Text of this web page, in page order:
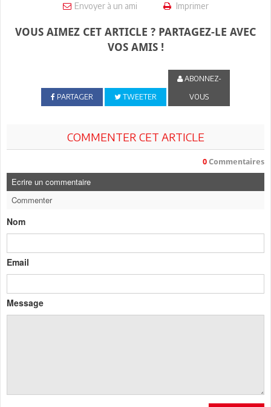
Envoyer à un ami Imprimer
VOUS AIMEZ CET ARTICLE ? PARTAGEZ-LE AVEC
VOS AMIS !
PARTAGER TWEETER
ABONNEZ-
VOUS
COMMENTER CET ARTICLE
0 Commentaires
Ecrire un commentaire
Commenter
Nom
Email
Message